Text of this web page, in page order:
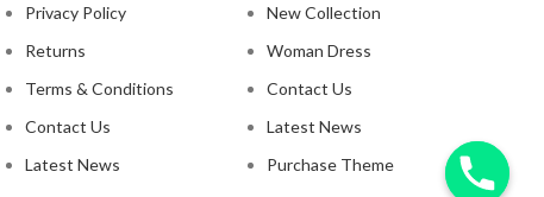
Privacy Policy
Returns
Terms & Conditions
Contact Us
Latest News
New Collection
Woman Dress
Contact Us
Latest News
Purchase Theme